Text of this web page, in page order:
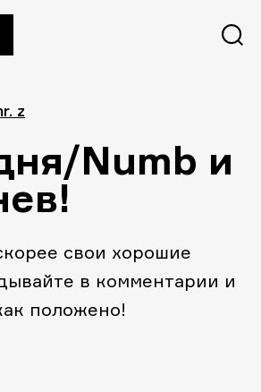
z
Numb и
свои хорошие
в комментарии и
положено!